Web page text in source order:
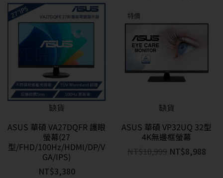
缺貨
ASUS 華碩 VA27DQFR 護眼
螢幕(27
型/FHD/100Hz/HDMI/DP/V
GA/IPS)
NT$3,380
特價
缺貨
ASUS 華碩 VP32UQ 32型
4K無邊框螢幕
NT$10,999 NT$8,988